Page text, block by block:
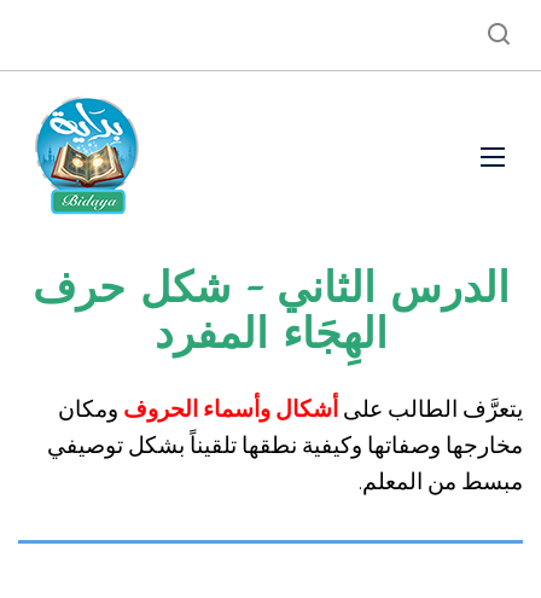
الدرس الثاني - شكل حرف
الهِجَاء المفرد
يتعرَّف الطالب على أشكال وأسماء الحروف ومكان
مخارجها وصفاتها وكيفية نطقها تلقيناً بشكل توصيفي
مبسط من المعلم.